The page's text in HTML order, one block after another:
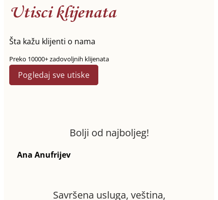
Utisci klijenata
Šta kažu klijenti o nama
Preko 10000+ zadovoljnih klijenata
Pogledaj sve utiske
Bolji od najboljeg!
Ana Anufrijev
Savršena usluga, veština,